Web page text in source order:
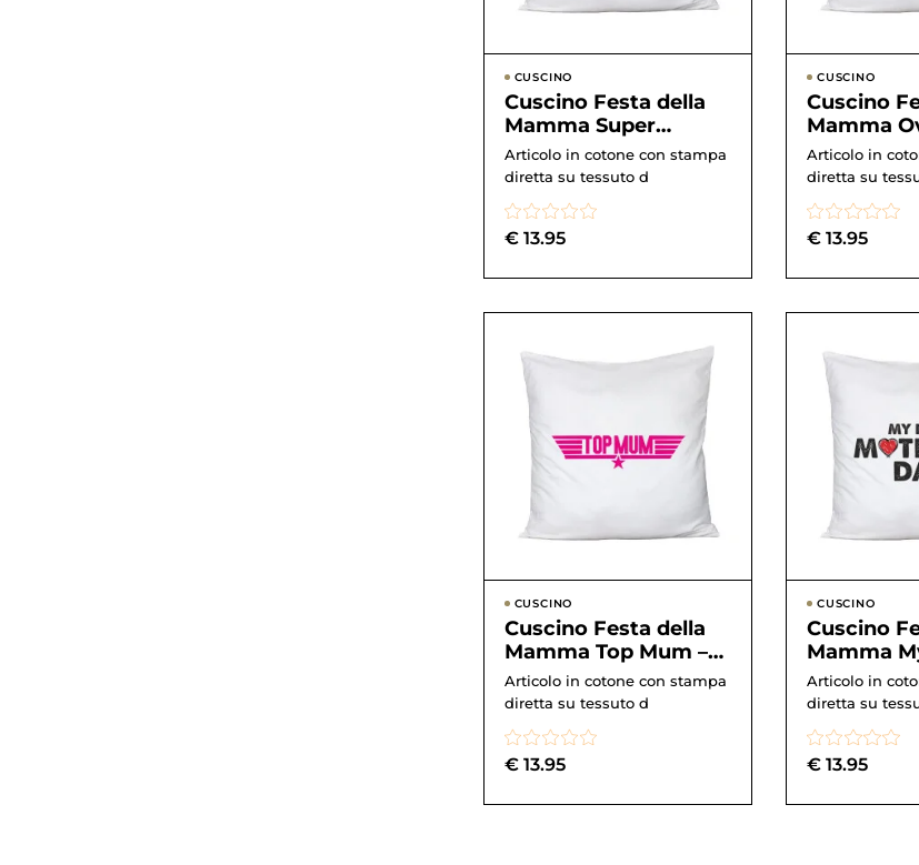
CUSCINO
Cuscino Festa della
Mamma Super
Mamma Super Moglie
Super Stanca- happy
Articolo in cotone con stampa
diretta su tessuto d
€13.95
CUSCINO
Cuscino
Mamma
sono
una
Articolo in
diretta su
€ 13.95
CUSCINO
Cuscino Festa della
Mamma Top Mum –
parody – happy
mother&#8217...
Articolo in cotone con stampa
diretta su tessuto d
€13.95
CUSCINO
Cuscino
Mamma
Mother’s
mia prima
Articolo in
diretta su
€ 13.95